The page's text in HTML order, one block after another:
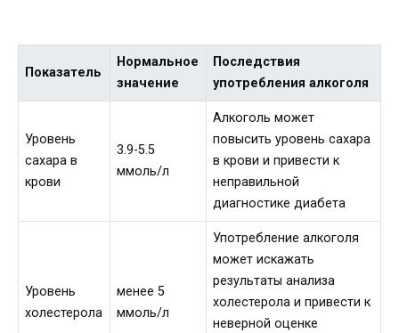
Показатель
Нормальное
значение
Последствия
употребления алкоголя
Уровень
сахара в
крови
3.9-5.5
ммоль/л
Алкоголь может
повысить уровень сахара
в крови и привести к
неправильной
диагностике диабета
Уровень
холестерола
менее 5
ммоль/л
Употребление алкоголя
может искажать
результаты анализа
холестерола и привести к
неверной оценке